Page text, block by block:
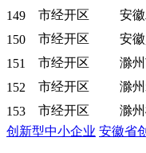
149
市经开区
安
150
市经开区
安
151
市经开区
滁
152
市经开区
滁
153
市经开区
滁
创新型中小企业 安徽省